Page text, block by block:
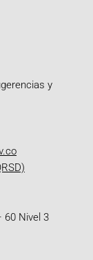
y
60 Nivel 3